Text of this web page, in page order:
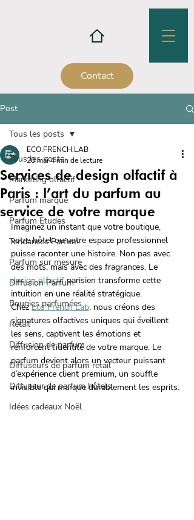
Contact
Post
Tous les posts
Marketing olfactif
Parfum marque
Parfum Etudes
Tendances Parfum
Parfum sur mesure
Diffusion Parfum
Bougies parfumées
Retail
Diffusion de parfum
Diffuseurs de parfum retail
Diffuseur de parfum hôtels
Idées cadeaux Noël
Tous les posts
Services de design olfactif à
Paris : l’art du parfum au
service de votre marque
ECO.FRENCH.LAB
20 mai4 min de lecture
Imaginez un instant que votre boutique,
votre hôtel ou votre espace professionnel
puisse raconter une histoire. Non pas avec
des mots, mais avec des fragrances. Le
design olfactif parisien transforme cette
intuition en une réalité stratégique.
Chez Eco French Lab, nous créons des
signatures olfactives uniques qui éveillent
les sens, captivent les émotions et
renforcent l’identité de votre marque. Le
parfum devient alors un vecteur puissant
d’expérience client premium, un souffle
invisible qui marque durablement les esprits.